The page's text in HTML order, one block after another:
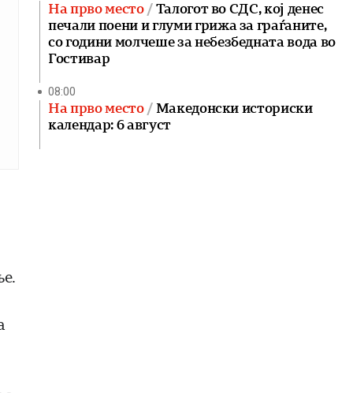
На прво место
Талогот во СДС, кој денес
печали поени и глуми грижа за граѓаните,
со години молчеше за небезбедната вода во
Гостивар
08:00
На прво место
Македонски историски
календар: 6 август